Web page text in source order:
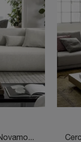
Con salotti e divani lineari di Novamobili come il modello Blossom in tessuto, potrai ultimare il tuo progetto d'arredo.